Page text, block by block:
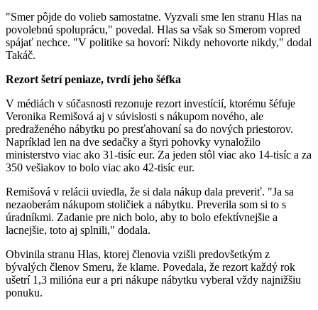
"Smer pôjde do volieb samostatne. Vyzvali sme len stranu Hlas na
povolebnú spoluprácu," povedal. Hlas sa však so Smerom vopred
spájať nechce. "V politike sa hovorí: Nikdy nehovorte nikdy," dodal
Takáč.
Rezort šetrí peniaze, tvrdí jeho šéfka
V médiách v súčasnosti rezonuje rezort investícií, ktorému šéfuje
Veronika Remišová aj v súvislosti s nákupom nového, ale
predraženého nábytku po presťahovaní sa do nových priestorov.
Napríklad len na dve sedačky a štyri pohovky vynaložilo
ministerstvo viac ako 31-tisíc eur. Za jeden stôl viac ako 14-tisíc a za
350 vešiakov to bolo viac ako 42-tisíc eur.
Remišová v relácii uviedla, že si dala nákup dala preveriť. "Ja sa
nezaoberám nákupom stoličiek a nábytku. Preverila som si to s
úradníkmi. Zadanie pre nich bolo, aby to bolo efektívnejšie a
lacnejšie, toto aj splnili," dodala.
Obvinila stranu Hlas, ktorej členovia vzišli predovšetkým z
bývalých členov Smeru, že klame. Povedala, že rezort každý rok
ušetrí 1,3 milióna eur a pri nákupe nábytku vyberal vždy najnižšiu
ponuku.